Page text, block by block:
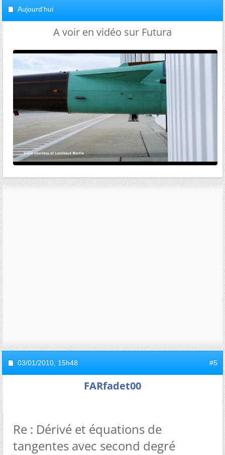
Aujourd'hui
A voir en vidéo sur Futura
03/01/2010, 15h48 #5
FARfadet00
Re : Dérivé et équations de
tangentes avec second degré